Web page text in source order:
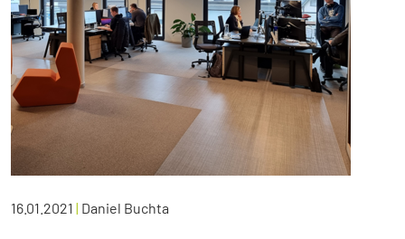
16.01.2021 | Daniel Buchta